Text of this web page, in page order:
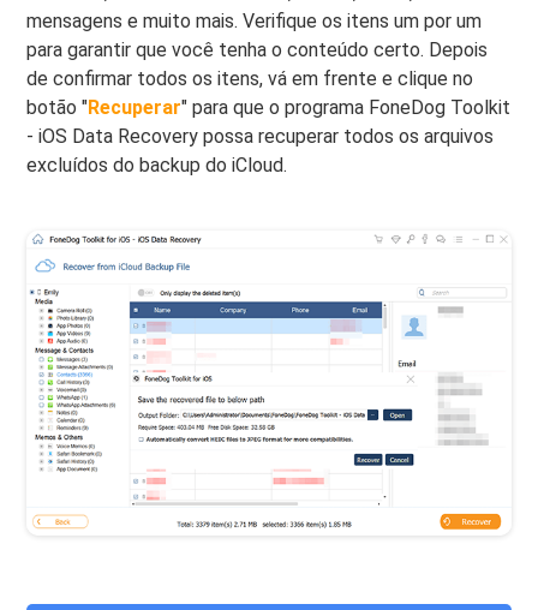
mensagens e muito mais. Verifique os itens um por um
para garantir que você tenha o conteúdo certo. Depois
de confirmar todos os itens, vá em frente e clique no
botão "Recuperar" para que o programa FoneDog Toolkit
- iOS Data Recovery possa recuperar todos os arquivos
excluídos do backup do iCloud.